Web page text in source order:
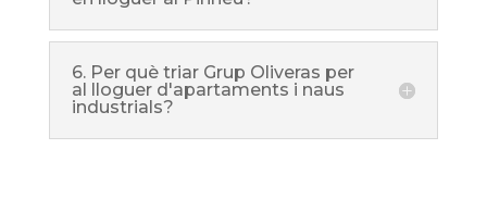
6. Per què triar Grup Oliveras per
al lloguer d'apartaments i naus
industrials?